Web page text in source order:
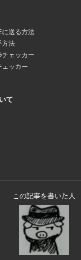
に送る方法
方法
チェッカー
ェッカー
て
この記事を書いた人